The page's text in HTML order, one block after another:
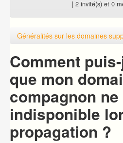
| 2 invité(s) et 0
Généralités sur les domaines
Comment
que mon
compagnon
indisponible
propagation ?